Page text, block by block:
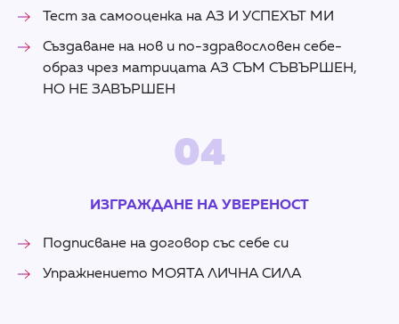
Тест за самооценка на АЗ И УСПЕХЪТ МИ
Създаване на нов и по-здравословен себе-
образ чрез матрицата АЗ СЪМ СЪВЪРШЕН,
НО НЕ ЗАВЪРШЕН
04
ИЗГРАЖДАНЕ НА УВЕРЕНОСТ
Подписване на договор със себе си
Упражнението МОЯТА ЛИЧНА СИЛА